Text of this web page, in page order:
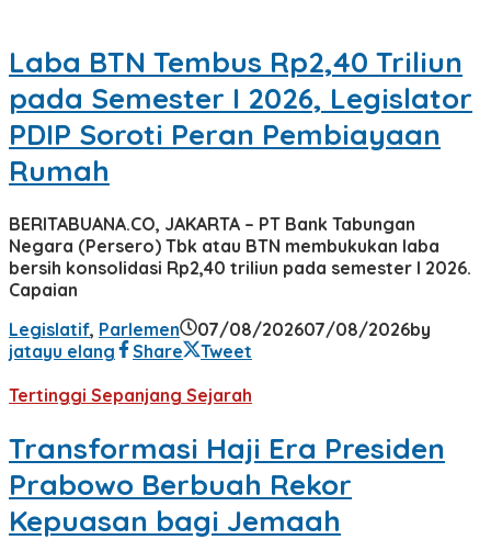
Laba BTN Tembus Rp2,40 Triliun
pada Semester I 2026, Legislator
PDIP Soroti Peran Pembiayaan
Rumah
BERITABUANA.CO, JAKARTA – PT Bank Tabungan
Negara (Persero) Tbk atau BTN membukukan laba
bersih konsolidasi Rp2,40 triliun pada semester I 2026.
Capaian
Legislatif, Parlemen 07/08/202607/08/2026by
jatayu elang
Share
Tweet
Tertinggi Sepanjang Sejarah
Transformasi Haji Era Presiden
Prabowo Berbuah Rekor
Kepuasan bagi Jemaah